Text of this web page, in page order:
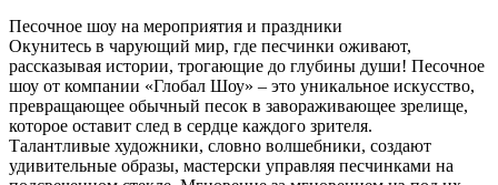
Песочное шоу на мероприятия и праздники
Окунитесь в чарующий мир, где песчинки оживают,
рассказывая истории, трогающие до глубины души! Песочное
шоу от компании «Глобал Шоу» – это уникальное искусство,
превращающее обычный песок в завораживающее зрелище,
которое оставит след в сердце каждого зрителя.
Талантливые художники, словно волшебники, создают
удивительные образы, мастерски управляя песчинками на